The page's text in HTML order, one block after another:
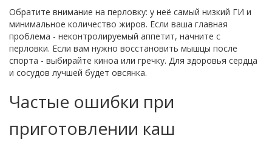
Обратите внимание на перловку: у неё самый низкий ГИ и
минимальное количество жиров. Если ваша главная
проблема - неконтролируемый аппетит, начните с
перловки. Если вам нужно восстановить мышцы после
спорта - выбирайте киноа или гречку. Для здоровья сердца
и сосудов лучшей будет овсянка.
Частые ошибки при
приготовлении каш